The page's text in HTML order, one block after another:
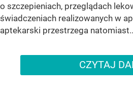
o szczepieniach, przeglądach
świadczeniach realizowanych w
aptekarski przestrzega
CZYTAJ